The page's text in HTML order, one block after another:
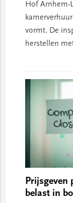
Hof Arnhem-
vormt. De
herstellen
Prijsgeven
belast in